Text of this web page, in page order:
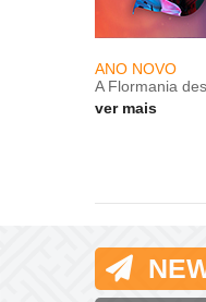
ANO NOVO
A Flormania
ver mais